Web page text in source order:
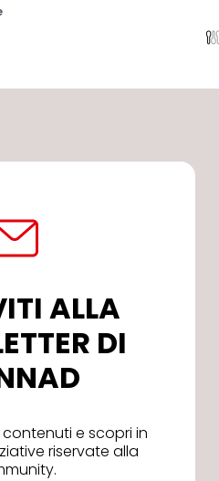
ALLA
DI
e scopri in
riservate alla